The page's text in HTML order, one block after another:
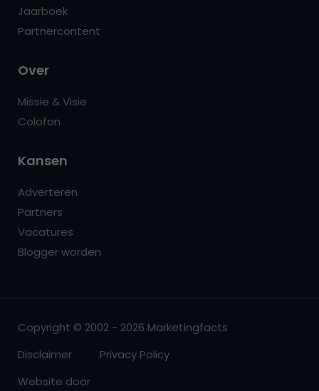
Jaarboek
Partnercontent
Over
Missie & Visie
Colofon
Kansen
Adverteren
Partners
Vacatures
Blogger worden
Copyright © 2002 - 2026 Marketingfacts
Disclaimer
Privacy Policy
Website door